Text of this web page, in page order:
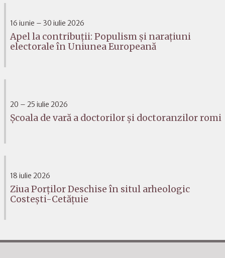
16 iunie – 30 iulie 2026
Apel la contribuții: Populism și narațiuni
electorale în Uniunea Europeană
20 – 25 iulie 2026
Școala de vară a doctorilor și doctoranzilor romi
18 iulie 2026
Ziua Porților Deschise în situl arheologic
Costești-Cetățuie